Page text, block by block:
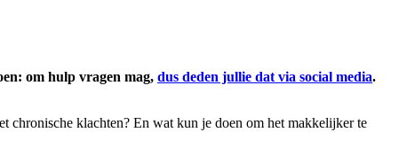
om hulp vragen mag, dus deden jullie dat via social media.
chronische klachten? En wat kun je doen om het makkelijker te